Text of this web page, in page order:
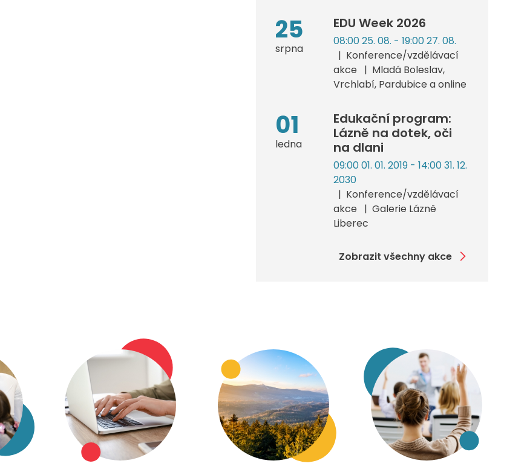
25
srpna
EDU Week 2026
08:00 25. 08. - 19:00 27. 08.
Konference/vzdělávací
akce
Mladá Boleslav,
Vrchlabí, Pardubice a online
01
ledna
Edukační program:
Lázně na dotek, oči
na dlani
09:00 01. 01. 2019 - 14:00 31. 12.
2030
Konference/vzdělávací
akce
Galerie Lázně
Liberec
Zobrazit všechny akce